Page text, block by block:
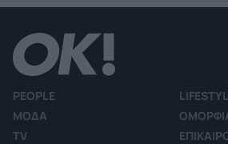
PEOPLE
ΜΟΔΑ
TV